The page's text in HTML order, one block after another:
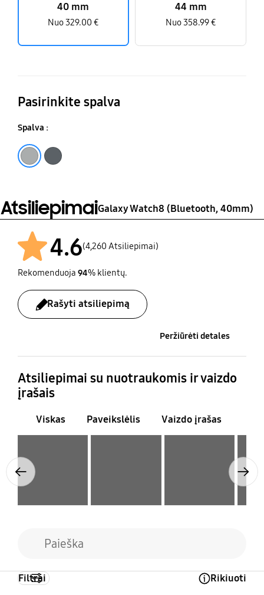
40 mm
Nuo 329.00 €
44 mm
Nuo 358.99 €
Pasirinkite spalva
Spalva :
AtsiliepimaiGalaxy Watch8 (Bluetooth, 40mm)
4.6(4,260 Atsiliepimai)
Rekomenduoja 94% klientų.
Rašyti atsiliepimą
Peržiūrėti detales
Atsiliepimai su nuotraukomis ir vaizdo
įrašais
Viskas Paveikslėlis Vaizdo įrašas
Filtrai Rikiuoti